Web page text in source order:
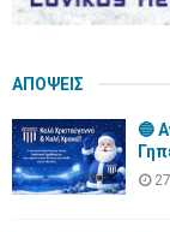
ΑΠΟΨΕΙΣ
🔵